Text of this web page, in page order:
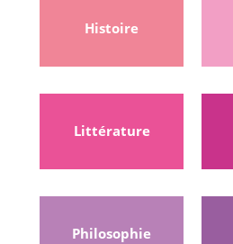
Histoire
Littérature
Philosophie